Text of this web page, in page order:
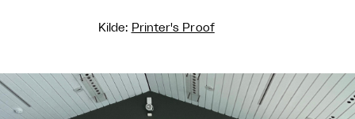
Kilde: Printer's Proof